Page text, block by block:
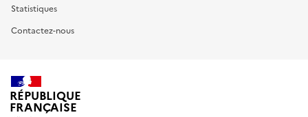
Statistiques
Contactez-nous
RÉPUBLIQUE
FRANÇAISE